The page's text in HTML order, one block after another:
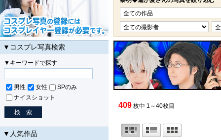
▼コスプレ写真検索
▼キーワードで探す
男性 女性
SPのみ
ナイスショット
▼人気作品
409 枚中 1～40枚目